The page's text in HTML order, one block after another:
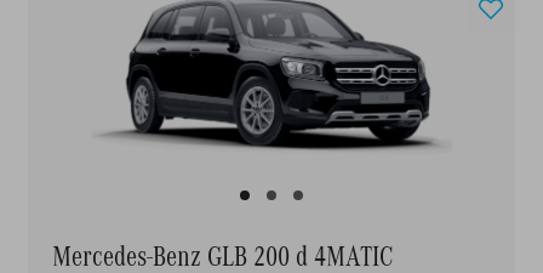
Mercedes-Benz GLB 200 d 4MATIC